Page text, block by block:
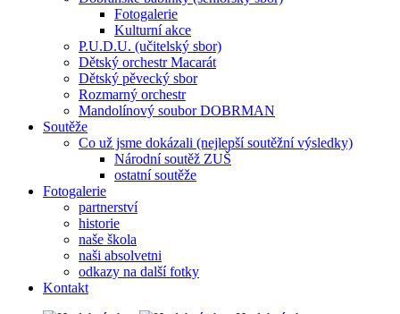
Fotogalerie
Kulturní akce
P.U.D.U. (učitelský sbor)
Dětský orchestr Macarát
Dětský pěvecký sbor
Rozmarný orchestr
Mandolínový soubor DOBRMAN
Soutěže
Co už jsme dokázali (nejlepší soutěžní výsledky)
Národní soutěž ZUŠ
ostatní soutěže
Fotogalerie
partnerství
historie
naše škola
naši absolvetni
odkazy na další fotky
Kontakt